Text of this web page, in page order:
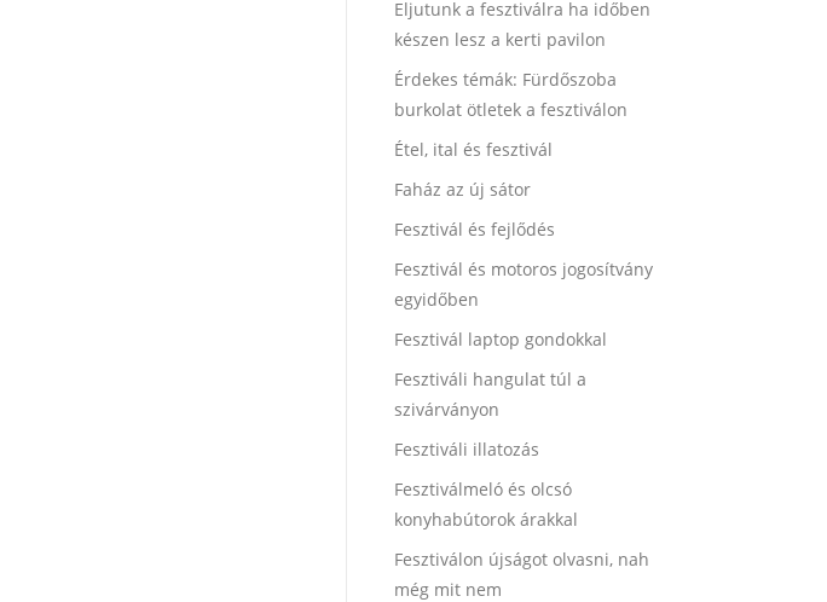
Eljutunk a fesztiválra ha időben
készen lesz a kerti pavilon
Érdekes témák: Fürdőszoba
burkolat ötletek a fesztiválon
Étel, ital és fesztivál
Faház az új sátor
Fesztivál és fejlődés
Fesztivál és motoros jogosítvány
egyidőben
Fesztivál laptop gondokkal
Fesztiváli hangulat túl a
szivárványon
Fesztiváli illatozás
Fesztiválmeló és olcsó
konyhabútorok árakkal
Fesztiválon újságot olvasni, nah
még mit nem